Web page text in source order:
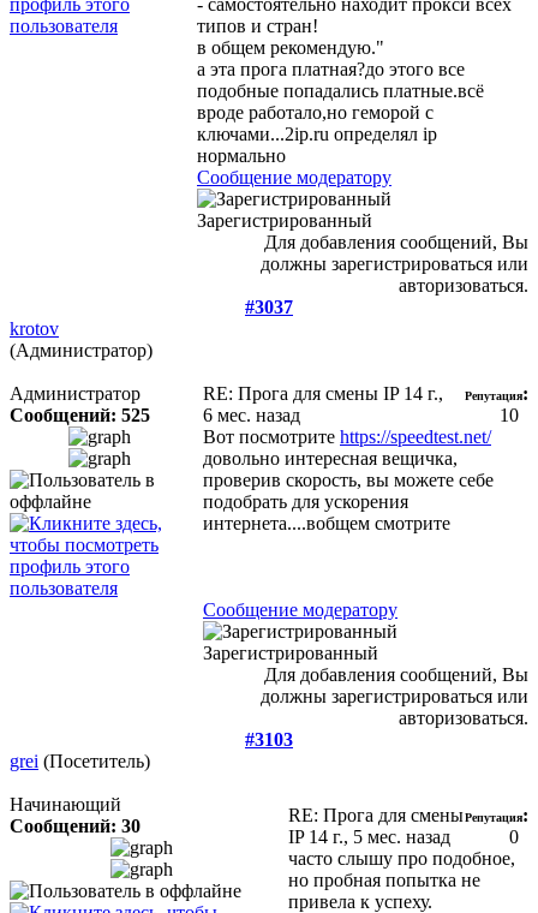
типов и стран!
в общем рекомендую."
а эта прога платная?до этого все
подобные попадались платные.всё
вроде работало,но геморой с
ключами...2ip.ru определял ip
нормально
Сообщение модератору
Зарегистрированный
Для добавления сообщений, Вы
должны зарегистрироваться или
авторизоваться.
#3037
krotov
(Администратор)
Администратор
Сообщений: 525
RE: Прога для смены IP 14 г.,
6 мес. назад
Репутация:
10
Вот посмотрите https://speedtest.net/
довольно интересная вещичка,
проверив скорость, вы можете себе
подобрать для ускорения
интернета....вобщем смотрите
Сообщение модератору
Зарегистрированный
Для добавления сообщений, Вы
должны зарегистрироваться или
авторизоваться.
#3103
grei (Посетитель)
Начинающий
Сообщений: 30
RE: Прога для смены
IP 14 г., 5 мес. назад
Репутация:
0
часто слышу про подобное,
но пробная попытка не
привела к успеху.